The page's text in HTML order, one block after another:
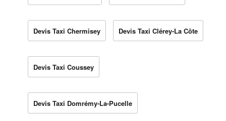
Devis Taxi Chermisey Devis Taxi Clérey-La Côte
Devis Taxi Coussey
Devis Taxi Domrémy-La-Pucelle